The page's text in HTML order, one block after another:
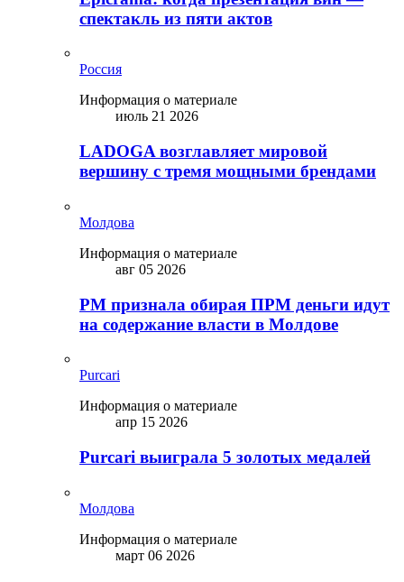
спектакль из пяти актов
Россия
Информация о материале
июль 21 2026
LADOGA возглавляет мировой
вершину с тремя мощными брендами
Молдова
Информация о материале
авг 05 2026
PM признала обирая ПРМ деньги идут
на содержание власти в Молдове
Purcari
Информация о материале
апр 15 2026
Purcari выиграла 5 золотых медалей
Молдова
Информация о материале
март 06 2026